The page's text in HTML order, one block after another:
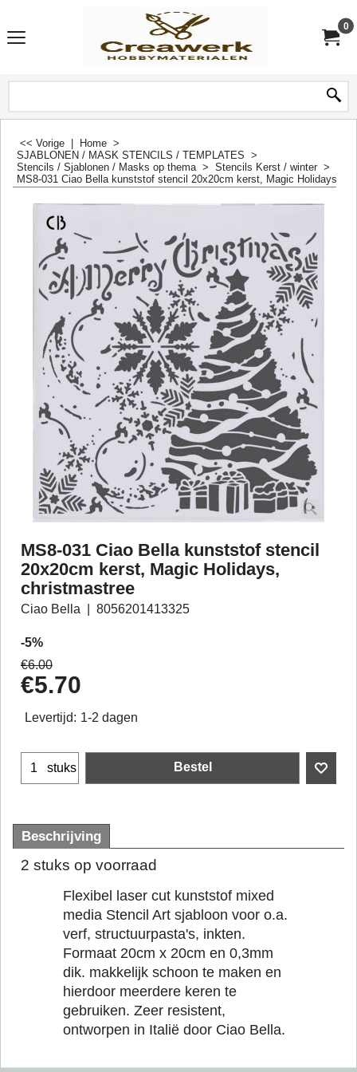
0
<< Vorige Home >
SJABLONEN / MASK STENCILS / TEMPLATES >
Stencils / Sjablonen / Masks op thema> Stencils Kerst / winter >
MS8-031 Ciao Bella kunststof stencil 20x20cm kerst, Magic Holidays,
MS8-031 Ciao Bella kunststof stencil
20x20cm kerst, Magic Holidays,
christmastree
Ciao Bella 8056201413325
-5%
€6.00
€5.70
Levertijd: 1-2 dagen
stuks Bestel
Beschrijving
2 stuks op voorraad
Flexibel laser cut kunststof mixed
media Stencil Art sjabloon voor o.a.
verf, structuurpasta's, inkten.
Formaat 20cm x 20cm en 0,3mm
dik. makkelijk schoon te maken en
hierdoor meerdere keren te
gebruiken. Zeer resistent,
ontworpen in Italië door Ciao Bella.